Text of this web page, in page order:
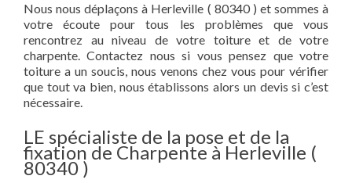
Nous nous déplaçons à Herleville ( 80340 ) et sommes à
votre écoute pour tous les problèmes que vous
rencontrez au niveau de votre toiture et de votre
charpente. Contactez nous si vous pensez que votre
toiture a un soucis, nous venons chez vous pour vérifier
que tout va bien, nous établissons alors un devis si c’est
nécessaire.
LE spécialiste de la pose et de la
fixation de Charpente à Herleville (
80340 )